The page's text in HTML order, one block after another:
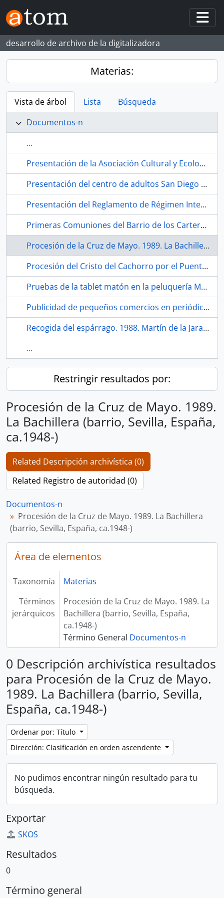
Skip to main content
desarrollo de archivo de la digitalizadora
Materias:
Vista de árbol Lista
Búsqueda
Documentos-n
...
Presentación de la Asociación Cultural y Ecologista Comité Pro Parque Educativo Miraflores durante la semana cultural del Centro de Educación de Adultos San Diego- Los Carteros. 1991. Sevilla (España).
Presentación del centro de adultos San Diego Los Carteros. Habla San Diego Television. 1990-12. Sevilla (España).
Presentación del Reglamento de Régimen Interno del CEA a través de las voces del alumnado. 1989. Sevilla (España).
Primeras Comuniones del Barrio de los Carteros. 2021. Sevilla (España).
Procesión de la Cruz de Mayo. 1989. La Bachillera (barrio, Sevilla, España, ca.1948-)
Procesión del Cristo del Cachorro por el Puente de Triana. Hacia 1979. Sevilla (España)
Pruebas de la tablet matón en la peluquería Mari Carmen. Barrio de San Diego. 2021. Sevilla (España).
Publicidad de pequeños comercios en periódico Habla San Diego. 2021. Sevilla (España)
Recogida del espárrago. 1988. Martín de la Jara (Sevilla, España)
...
Restringir resultados por:
Procesión de la Cruz de Mayo. 1989.
La Bachillera (barrio, Sevilla, España,
ca.1948-)
Related Descripción archivística (0)
Related Registro de autoridad (0)
Documentos-n
Procesión de la Cruz de Mayo. 1989. La Bachillera
(barrio, Sevilla, España, ca.1948-)
Área de elementos
Taxonomía
Materias
Términos
jerárquicos
Procesión de la Cruz de Mayo. 1989. La
Bachillera (barrio, Sevilla, España,
ca.1948-)
Término General Documentos-n
0 Descripción archivística resultados
para Procesión de la Cruz de Mayo.
1989. La Bachillera (barrio, Sevilla,
España, ca.1948-)
Ordenar por: Título
Dirección: Clasificación en orden ascendente
No pudimos encontrar ningún resultado para tu
búsqueda.
Exportar
SKOS
Resultados
0
Término general